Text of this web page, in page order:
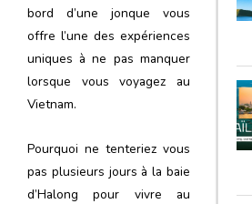
bord d’une jonque vous
offre l’une des expériences
uniques à ne pas manquer
lorsque vous voyagez au
Vietnam.
Pourquoi ne tenteriez vous
pas plusieurs jours à la baie
d’Halong pour vivre au